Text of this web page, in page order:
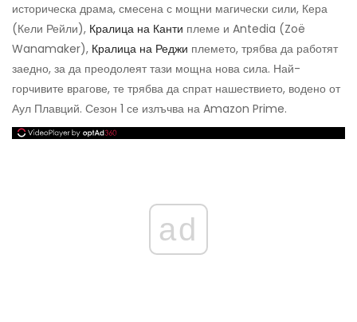
историческа драма, смесена с мощни магически сили, Кера
(Кели Рейли), Кралица на Канти племе и Antedia (Zoë
Wanamaker), Кралица на Реджи племето, трябва да работят
заедно, за да преодолеят тази мощна нова сила. Най-
горчивите врагове, те трябва да спрат нашествието, водено от
Аул Плавций. Сезон 1 се излъчва на Amazon Prime.
ad